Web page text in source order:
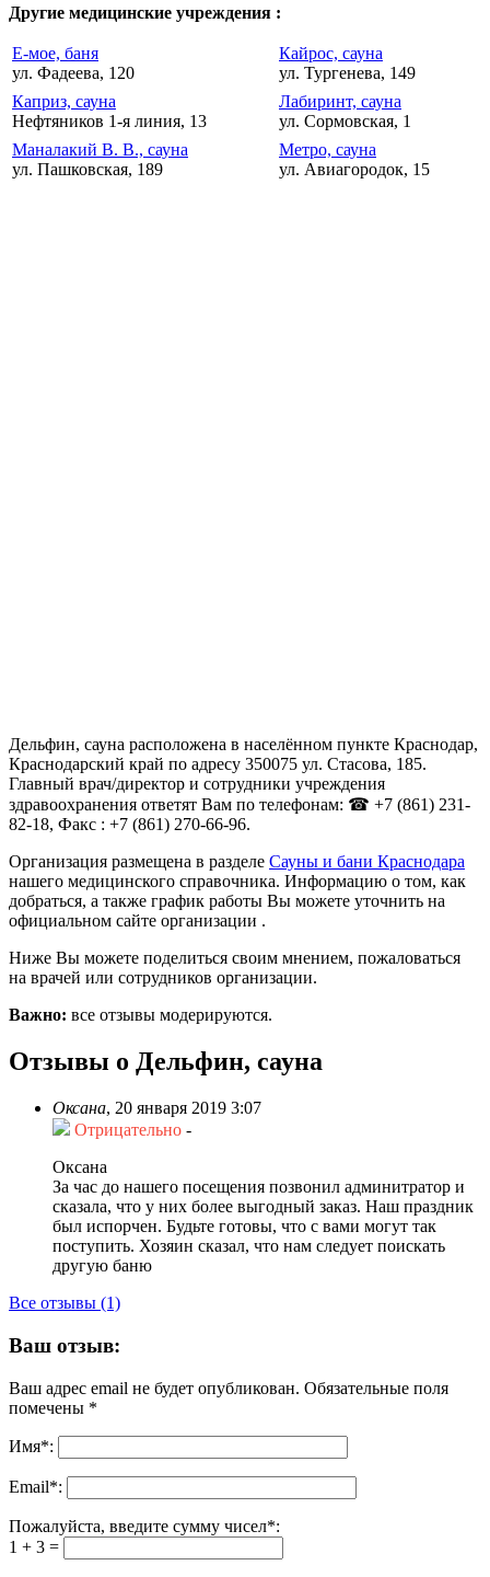
Другие медицинские учреждения :
Е-мое, баня
ул. Фадеева, 120
Кайрос, сауна
ул. Тургенева, 149
Каприз, сауна
Нефтяников 1-я линия, 13
Лабиринт, сауна
ул. Сормовская, 1
Маналакий В. В., сауна
ул. Пашковская, 189
Метро, сауна
ул. Авиагородок, 15
Дельфин, сауна расположена в населённом пункте Краснодар,
Краснодарский край по адресу 350075 ул. Стасова, 185.
Главный врач/директор и сотрудники учреждения
здравоохранения ответят Вам по телефонам: ☎ +7 (861) 231-
82-18, Факс : +7 (861) 270-66-96.
Организация размещена в разделе Сауны и бани Краснодара
нашего медицинского справочника. Информацию о том, как
добраться, а также график работы Вы можете уточнить на
официальном сайте организации .
Ниже Вы можете поделиться своим мнением, пожаловаться
на врачей или сотрудников организации.
Важно: все отзывы модерируются.
Отзывы о Дельфин, сауна
Оксана, 20 января 2019 3:07
Отрицательно -
Оксана
За час до нашего посещения позвонил админитратор и
сказала, что у них более выгодный заказ. Наш праздник
был испорчен. Будьте готовы, что с вами могут так
поступить. Хозяин сказал, что нам следует поискать
другую баню
Все отзывы (1)
Ваш отзыв:
Ваш адрес email не будет опубликован. Обязательные поля
помечены *
Имя*:
Email*:
Пожалуйста, введите сумму чисел*:
1 + 3 =